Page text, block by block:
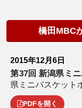
橋田MBC
2015年12月6日
第37回 新潟県ミ
県ミニバスケット
PDFを開く